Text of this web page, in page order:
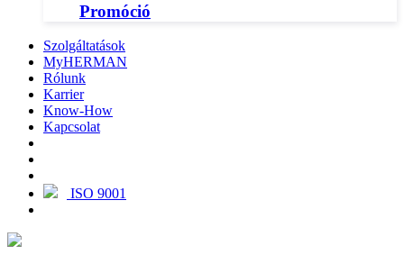
Promóció
Szolgáltatások
MyHERMAN
Rólunk
Karrier
Know-How
Kapcsolat
ISO 9001